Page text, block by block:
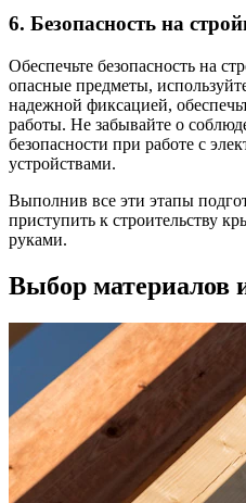
6. Безопасность на
Обеспечьте безопасность на
опасные предметы,
надежной фиксацией,
работы. Не забывайте о
безопасности при работе с
устройствами.
Выполнив все эти этапы
приступить к строительству
руками.
Выбор материалов